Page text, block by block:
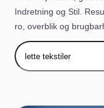
Indretning og Stil.
ro, overblik og
Søg